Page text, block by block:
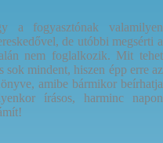
a fogyasztónak valamilyen
de utóbbi megsérti a
nem foglalkozik. Mit tehet
mindent, hiszen épp erre az
amibe bármikor beírhatja
írásos, harminc napon